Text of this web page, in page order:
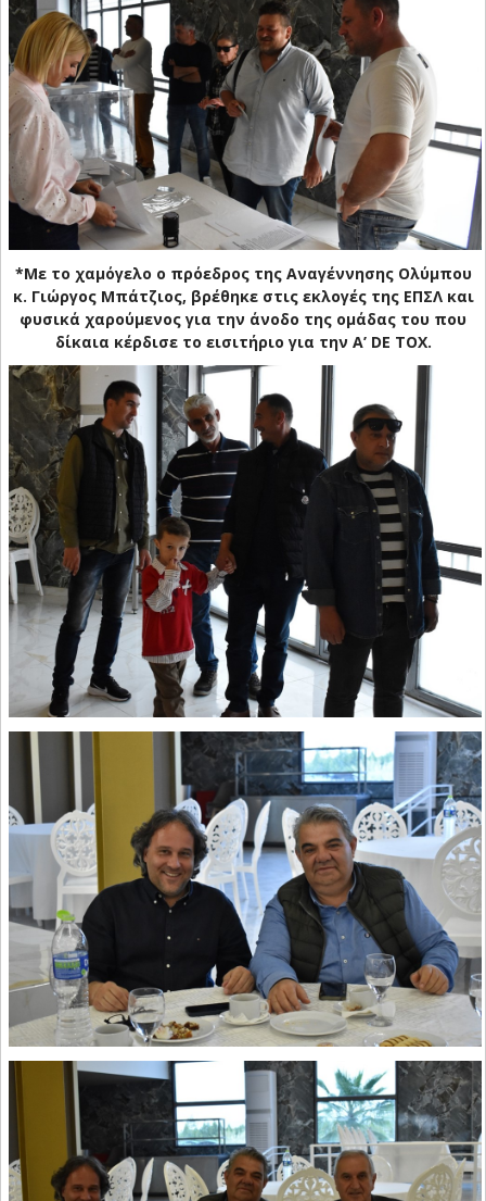
*Με το χαμόγελο ο πρόεδρος της Αναγέννησης Ολύμπου
κ. Γιώργος Μπάτζιος, βρέθηκε στις εκλογές της ΕΠΣΛ και
φυσικά χαρούμενος για την άνοδο της ομάδας του που
δίκαια κέρδισε το εισιτήριο για την Α’ DE TOX.